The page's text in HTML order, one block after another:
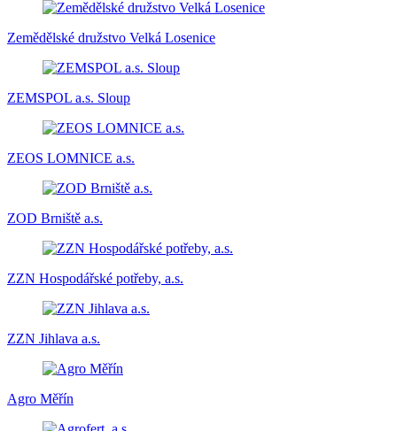
Zemědělské družstvo Velká Losenice
ZEMSPOL a.s. Sloup
ZEOS LOMNICE a.s.
ZOD Brniště a.s.
ZZN Hospodářské potřeby, a.s.
ZZN Jihlava a.s.
Agro Měřín